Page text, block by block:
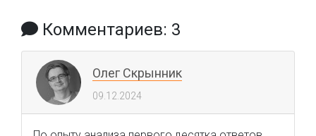
Комментариев: 3
Олег Скрынник
09.12.2024